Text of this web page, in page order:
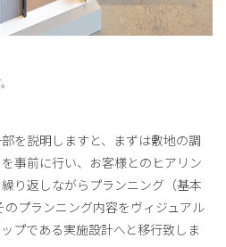
を説明しますと、まずは敷地の調
事前に行い、お客様とのヒアリン
り返しながらプランニング（基本
プランニング内容をヴィジュアル
プである実施設計へと移行致しま